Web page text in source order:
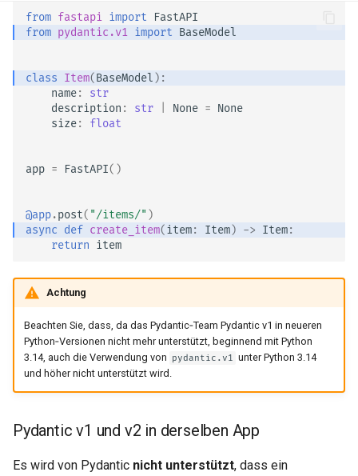
from fastapi import
FastAPI
from pydantic.v1 import BaseModel
class Item(BaseModel ):
name:
str
description : str None = None
size: float
app = FastAPI()
@app.post( "/items/" )
async def create_item(item: Item) -> Item:
return item
Achtung
Beachten Sie, dass, da das Pydantic‑Team Pydantic v1 in neueren
Python‑Versionen nicht mehr unterstützt, beginnend mit Python
3.14, auch die Verwendung von
pydantic.v1 unter Python 3.14
und höher nicht unterstützt wird.
Pydantic v1 und v2 in derselben App
Es wird von Pydantic nicht unterstützt, dass ein